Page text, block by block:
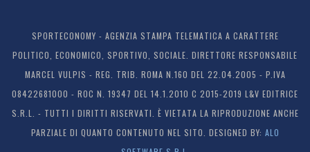
SPORTECONOMY - AGENZIA STAMPA TELEMATICA A CARATTERE
POLITICO, ECONOMICO, SPORTIVO, SOCIALE. DIRETTORE RESPONSABILE
MARCEL VULPIS - REG. TRIB. ROMA N.160 DEL 22.04.2005 - P.IVA
08422681000 - ROC N. 19347 DEL 14.1.2010 C 2015-2019 L&V EDITRICE
S.R.L. - TUTTI I DIRITTI RISERVATI. È VIETATA LA RIPRODUZIONE ANCHE
PARZIALE DI QUANTO CONTENUTO NEL SITO. DESIGNED BY: ALO